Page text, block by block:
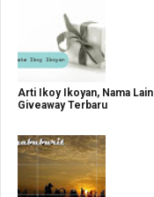
Arti Ikoy Ikoyan, Nama Lain
Giveaway Terbaru